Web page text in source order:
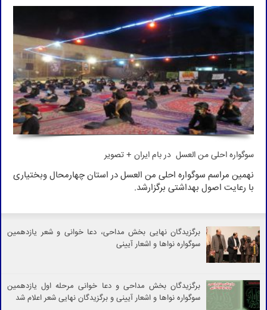
سوگواره احلی من العسل در بام ایران + تصویر
نهمین مراسم سوگواره احلی من العسل در استان چهارمحال وبختیاری
با رعایت اصول بهداشتی برگزارشد.
برگزیدگان نهایی بخش مداحی، دعا خوانی و شعر یازدهمین
سوگواره نواها و اشعار آیینی
برگزیدگان بخش مداحی و دعا خوانی مرحله اول یازدهمین
سوگواره نواها و اشعار آیینی و برگزیدگان نهایی شعر اعلام شد